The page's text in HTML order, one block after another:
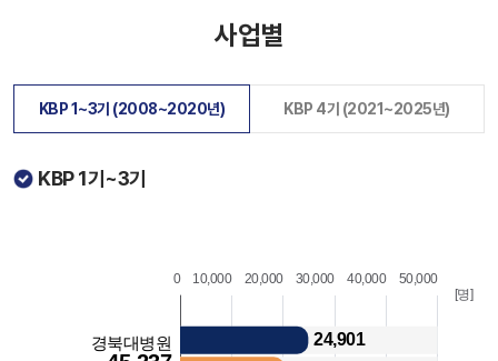
사업별
KBP 1~3기 (2008~2020년) KBP 4기 (2021~2025년)
KBP 1기~3기